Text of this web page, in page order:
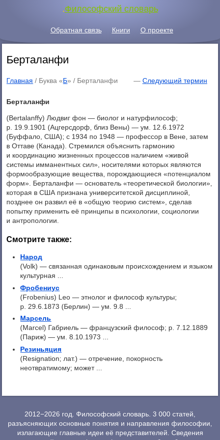
.Философский словарь
Обратная связь Книги О проекте
Берталанфи
Главная / Буква «Б» / Берталанфи — Следующий термин
Берталанфи
(Bertalanffy) Людвиг фон — биолог и натурфилософ;
р. 19.9.1901 (Ацгерсдорф, близ Вены) — ум. 12.6.1972
(Буффало, США); с 1934 по 1948 — профессор в Вене, затем
в Оттаве (Канада). Стремился объяснить гармонию
и координацию жизненных процессов наличием «живой
системы имманентных сил», носителями которых являются
формообразующие вещества, порождающиеся «потенциалом
форм». Берталанфи — основатель «теоретической биологии»,
которая в США признана университетской дисциплиной,
позднее он развил её в «общую теорию систем», сделав
попытку применить её принципы в психологии, социологии
и антропологии.
Смотрите также:
Народ
(Volk) — связанная одинаковым происхождением и языком
культурная ...
Фробениус
(Frobenius) Leo — этнолог и философ культуры;
р. 29.6.1873 (Берлин) — ум. 9.8 ...
Марсель
(Marcel) Габриель — французский философ; p. 7.12.1889
(Париж) — ум. 8.10.1973 ...
Резиньяция
(Resignation; лат.) — отречение, покорность
неотвратимому; может ...
2012−2026 год. Философский словарь. 3 000 статей,
разъясняющих основные понятия и направления философии,
излагающие главные идеи её представителей. Сведения